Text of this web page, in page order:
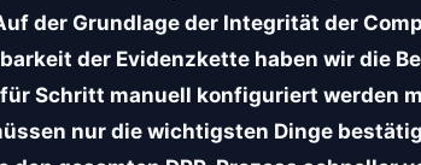
der Grundlage der Integrität der
der Evidenzkette haben wir die
Schritt manuell konfiguriert werden
nur die wichtigsten Dinge